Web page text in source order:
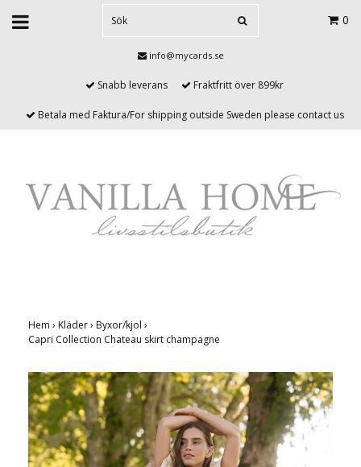
0
info@mycards.se
Snabb leverans Fraktfritt över 899kr
Betala med Faktura/For shipping outside Sweden please contact us
Hem › Kläder› Byxor/kjol ›
Capri Collection Chateau skirt champagne